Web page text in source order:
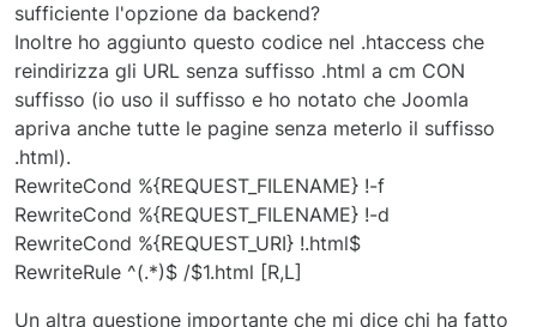
sufficiente l'opzione da backend?
Inoltre ho aggiunto questo codice nel .htaccess che
reindirizza gli URL senza suffisso .html a cm CON
suffisso (io uso il suffisso e ho notato che Joomla
apriva anche tutte le pagine senza meterlo il suffisso
.html).
RewriteCond %{REQUEST_FILENAME} !-f
RewriteCond %{REQUEST_FILENAME} !-d
RewriteCond %{REQUEST_URI} !.html$
RewriteRule ^(.*)$ /$1.html [R,L]
Un altra questione importante che mi dice chi ha fatto